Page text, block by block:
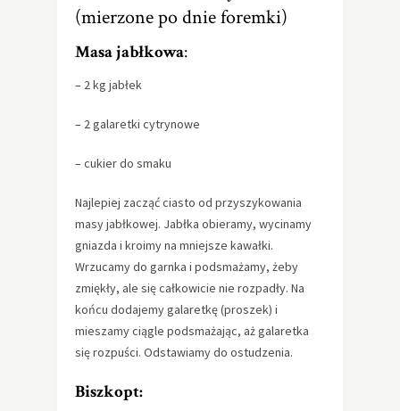
(mierzone po dnie foremki)
Masa jabłkowa:
– 2 kg jabłek
– 2 galaretki cytrynowe
– cukier do smaku
Najlepiej zacząć ciasto od przyszykowania
masy jabłkowej. Jabłka obieramy, wycinamy
gniazda i kroimy na mniejsze kawałki.
Wrzucamy do garnka i podsmażamy, żeby
zmiękły, ale się całkowicie nie rozpadły. Na
końcu dodajemy galaretkę (proszek) i
mieszamy ciągle podsmażając, aż galaretka
się rozpuści. Odstawiamy do ostudzenia.
Biszkopt: